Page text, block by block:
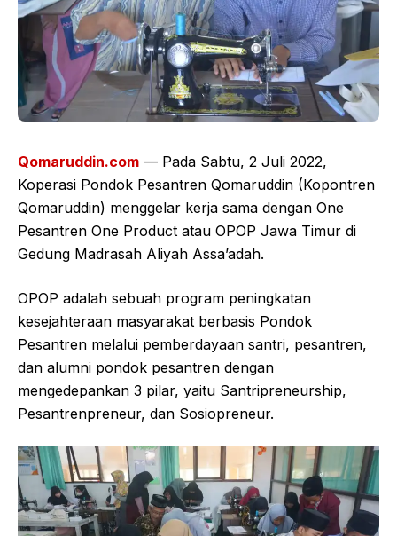
Qomaruddin.com — Pada Sabtu, 2 Juli 2022,
Koperasi Pondok Pesantren Qomaruddin (Kopontren
Qomaruddin) menggelar kerja sama dengan One
Pesantren One Product atau OPOP Jawa Timur di
Gedung Madrasah Aliyah Assa’adah.
OPOP adalah sebuah program peningkatan
kesejahteraan masyarakat berbasis Pondok
Pesantren melalui pemberdayaan santri, pesantren,
dan alumni pondok pesantren dengan
mengedepankan 3 pilar, yaitu Santripreneurship,
Pesantrenpreneur, dan Sosiopreneur.